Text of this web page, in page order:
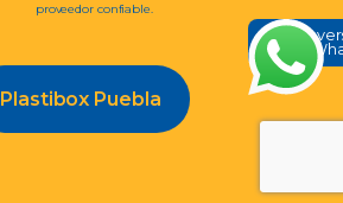
en
proveedor confiable.
Plastibox Puebla